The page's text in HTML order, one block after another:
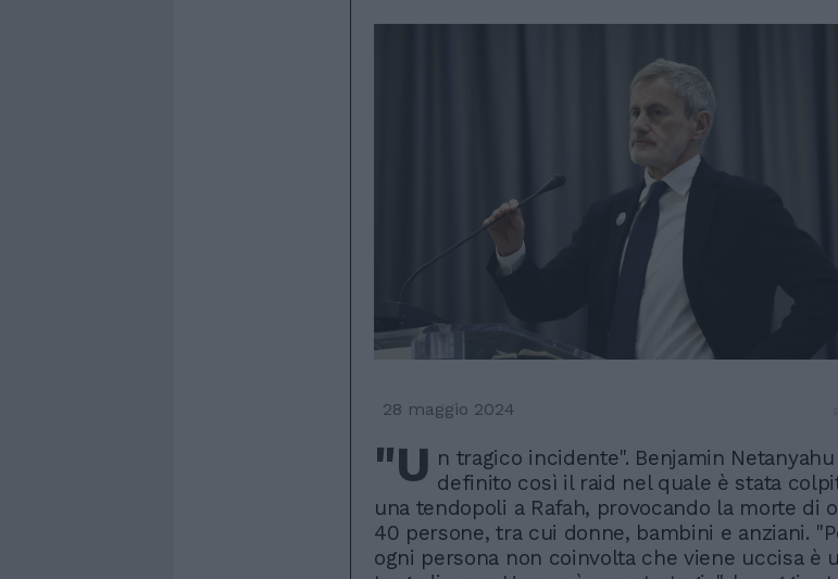
28 maggio 2024
"U n tragico incidente". Benjamin
definito così il raid nel quale è stata
una tendopoli a Rafah, provocando la morte di
40 persone, tra cui donne, bambini e anziani.
ogni persona non coinvolta che viene uccisa è